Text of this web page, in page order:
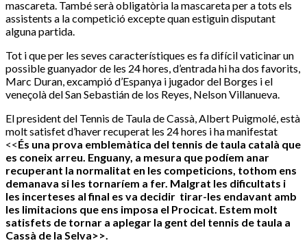
mascareta. També serà obligatòria la mascareta per a tots els
assistents a la competició excepte quan estiguin disputant
alguna partida.
Tot i que per les seves característiques es fa difícil vaticinar un
possible guanyador de les 24 hores, d’entrada hi ha dos favorits,
Marc Duran, excampió d’Espanya i jugador del Borges i el
veneçolà del San Sebastián de los Reyes, Nelson Villanueva.
El president del Tennis de Taula de Cassà, Albert Puigmolé, està
molt satisfet d’haver recuperat les 24 hores i ha manifestat
<<És una prova emblemàtica del tennis de taula català que
es coneix arreu. Enguany, a mesura que podíem anar
recuperant la normalitat en les competicions, tothom ens
demanava si les tornaríem a fer. Malgrat les dificultats i
les incerteses al final es va decidir tirar-les endavant amb
les limitacions que ens imposa el Procicat. Estem molt
satisfets de tornar a aplegar la gent del tennis de taula a
Cassà de la Selva>>.